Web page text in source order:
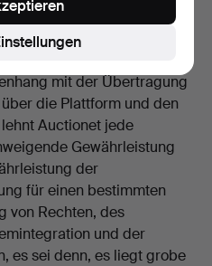
Empfehlungen in Bezug
Dienst oder in Bezug auf
mit der Übertragung
die Plattform und den
Auctionet jede
Gewährleistung
der
für einen bestimmten
von Rechten, des
und der
es sei denn, es liegt grobe